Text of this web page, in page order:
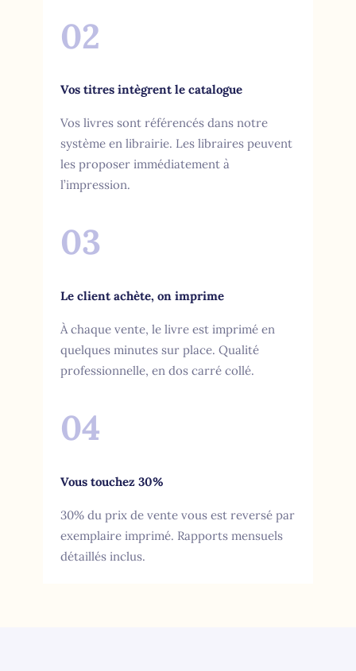
02
Vos titres intègrent le catalogue
Vos livres sont référencés dans notre
système en librairie. Les libraires peuvent
les proposer immédiatement à
l’impression.
03
Le client achète, on imprime
À chaque vente, le livre est imprimé en
quelques minutes sur place. Qualité
professionnelle, en dos carré collé.
04
Vous touchez 30%
30% du prix de vente vous est reversé par
exemplaire imprimé. Rapports mensuels
détaillés inclus.